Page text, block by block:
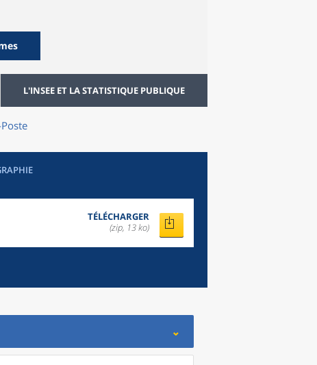
L'INSEE ET LA STATISTIQUE PUBLIQUE
TÉLÉCHARGER
(zip, 13 ko)